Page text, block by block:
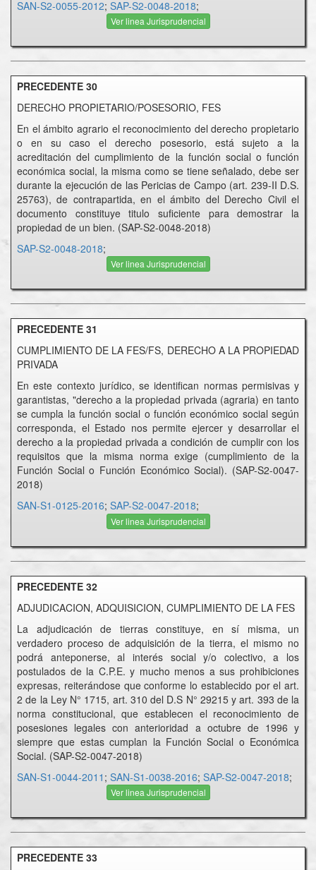
SAN-S2-0055-2012; SAP-S2-0048-2018;
Ver linea Jurisprudencial
PRECEDENTE 30
DERECHO PROPIETARIO/POSESORIO, FES
En el ámbito agrario el reconocimiento del derecho propietario
o en su caso el derecho posesorio, está sujeto a la
acreditación del cumplimiento de la función social o función
económica social, la misma como se tiene señalado, debe ser
durante la ejecución de las Pericias de Campo (art. 239-II D.S.
25763), de contrapartida, en el ámbito del Derecho Civil el
documento constituye titulo suficiente para demostrar la
propiedad de un bien. (SAP-S2-0048-2018)
SAP-S2-0048-2018;
Ver linea Jurisprudencial
PRECEDENTE 31
CUMPLIMIENTO DE LA FES/FS, DERECHO A LA PROPIEDAD
PRIVADA
En este contexto jurídico, se identifican normas permisivas y
garantistas, "derecho a la propiedad privada (agraria) en tanto
se cumpla la función social o función económico social según
corresponda, el Estado nos permite ejercer y desarrollar el
derecho a la propiedad privada a condición de cumplir con los
requisitos que la misma norma exige (cumplimiento de la
Función Social o Función Económico Social). (SAP-S2-0047-
2018)
SAN-S1-0125-2016; SAP-S2-0047-2018;
Ver linea Jurisprudencial
PRECEDENTE 32
ADJUDICACION, ADQUISICION, CUMPLIMIENTO DE LA FES
La adjudicación de tierras constituye, en sí misma, un
verdadero proceso de adquisición de la tierra, el mismo no
podrá anteponerse, al interés social y/o colectivo, a los
postulados de la C.P.E. y mucho menos a sus prohibiciones
expresas, reiterándose que conforme lo establecido por el art.
2 de la Ley N° 1715, art. 310 del D.S N° 29215 y art. 393 de la
norma constitucional, que establecen el reconocimiento de
posesiones legales con anterioridad a octubre de 1996 y
siempre que estas cumplan la Función Social o Económica
Social. (SAP-S2-0047-2018)
SAN-S1-0044-2011 ; SAN-S1-0038-2016; SAP-S2-0047-2018;
Ver linea Jurisprudencial
PRECEDENTE 33